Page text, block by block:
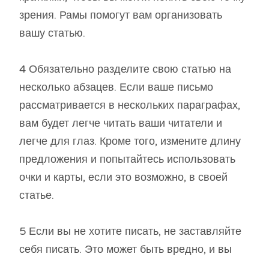
зрения. Рамы помогут вам организовать
вашу статью.
4 Обязательно разделите свою статью на
несколько абзацев. Если ваше письмо
рассматривается в нескольких параграфах,
вам будет легче читать ваши читатели и
легче для глаз. Кроме того, измените длину
предложения и попытайтесь использовать
очки и карты, если это возможно, в своей
статье.
5 Если вы не хотите писать, не заставляйте
себя писать. Это может быть вредно, и вы